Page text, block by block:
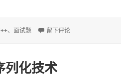
、面试题 于几道不太简单的C艹面试
留下评论
列化技术